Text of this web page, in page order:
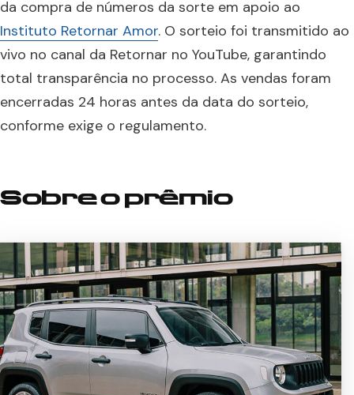
da compra de números da sorte em apoio ao
Instituto Retornar Amor. O sorteio foi transmitido ao
vivo no canal da Retornar no YouTube, garantindo
total transparência no processo. As vendas foram
encerradas 24 horas antes da data do sorteio,
conforme exige o regulamento.
Sobre o prêmio